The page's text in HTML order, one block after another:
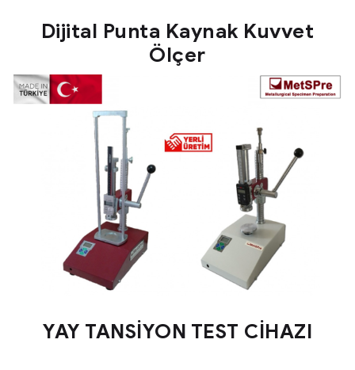
Dijital Punta Kaynak Kuvvet
Ölçer
YAY TANSİYON TEST CİHAZI